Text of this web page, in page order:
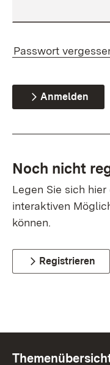
Passwort
Anmelden
Noch nicht
Legen Sie sich
interaktiven
können.
Registrieren